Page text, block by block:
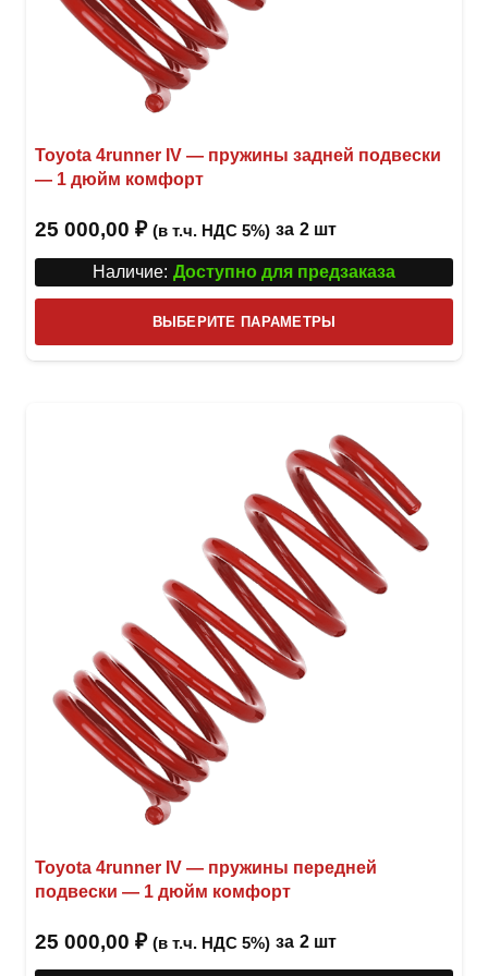
Toyota 4runner IV — пружины задней подвески
— 1 дюйм комфорт
25 000,00 ₽ (в т.ч. НДС 5%) за 2 шт
Наличие: Доступно для предзаказа
ВЫБЕРИТЕ ПАРАМЕТРЫ
товар
Toyota 4runner IV — пружины передней
подвески — 1 дюйм комфорт
25 000,00 ₽ (в т.ч. НДС 5%) за 2 шт